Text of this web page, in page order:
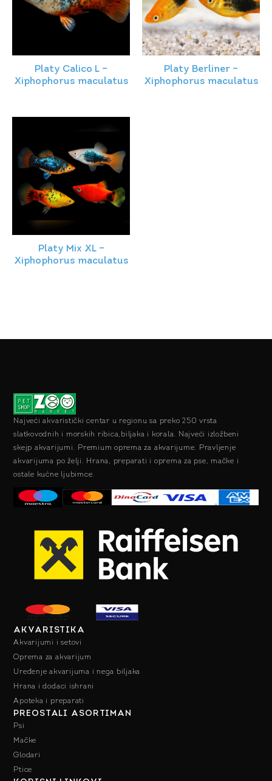
Platy Calico L –
Xiphophorus maculatus
Platy Berliner –
Xiphophorus maculatus
Platy Mix XL –
Xiphophorus maculatus
Najveći akvaristički centar u regionu sa preko 250 vrsta
slatkovodnih i morskih ribica,biljaka i korala. Najveći izložbeni
skejp akvarijumi. Premium oprema za akvarijume. Pravljenje
akvarijuma po želji. Hrana, preparati i oprema za pse, mačke i
ostale kućne ljubimce.
AKVARISTIKA
Akvarijumi i setovi
Oprema za akvarijum
Uređenje akvarijuma i nega biljaka
Hrana i dodaci ishrani
Apoteka i preparati
PREOSTALI ASORTIMAN
Psi
Mačke
Glodari
Ptice